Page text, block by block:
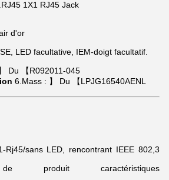
1X1 RJ45 Jack
d'or
LED facultative, IEM-doigt facultatif.
Du 【R092011-045
6.Mass : 】 Du 【LPJG16540AENL
Rj45/sans LED, rencontrant IEEE 802,3
produit caractéristiques